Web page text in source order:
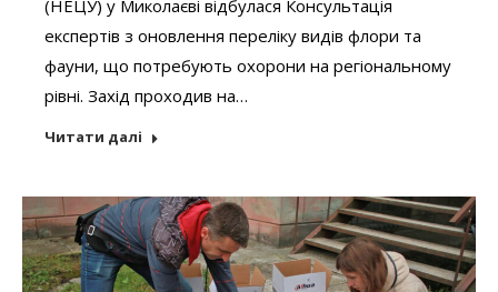
(НЕЦУ) у Миколаєві відбулася Консультація
експертів з оновлення переліку видів флори та
фауни, що потребують охорони на регіональному
рівні. Захід проходив на…
Читати далі